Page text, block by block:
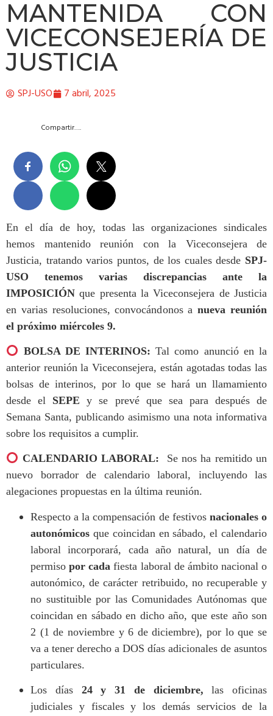
MANTENIDA CON
VICECONSEJERÍA DE
JUSTICIA
SPJ-USO 7 abril, 2025
Compartir….
En el día de hoy, todas las organizaciones sindicales
hemos mantenido reunión con la Viceconsejera de
Justicia, tratando varios puntos, de los cuales desde SPJ-
USO tenemos varias discrepancias ante la
IMPOSICIÓNque presenta la Viceconsejera de Justicia
en varias resoluciones, convocándonos anueva reunión
el próximo miércoles 9.
BOLSA DE INTERINOS:Tal como anunció en la
anterior reunión la Viceconsejera, están agotadas todas las
bolsas de interinos, por lo que se hará un llamamiento
desde el SEPE y se prevé que sea para después de
Semana Santa, publicando asimismo una nota informativa
sobre los requisitos a cumplir.
CALENDARIO LABORAL: Se nos ha remitido un
nuevo borrador de calendario laboral, incluyendo las
alegaciones propuestas en la última reunión.
Respecto a la compensación de festivosnacionales o
autonómicos que coincidan en sábado, el calendario
laboral incorporará, cada año natural, un día de
permisopor cadafiesta laboral de ámbito nacional o
autonómico, de carácter retribuido, no recuperable y
no sustituible por las Comunidades Autónomas que
coincidan en sábado en dicho año, que este año son
2 (1 de noviembre y 6 de diciembre), por lo que se
va a tener derecho a DOS días adicionales de asuntos
particulares.
Los días 24 y 31 de diciembre, las oficinas
judiciales y fiscales y los demás servicios de la